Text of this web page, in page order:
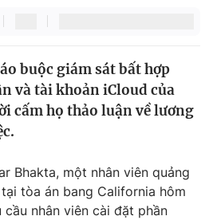
buộc giám sát bất hợp
và tài khoản iCloud của
cấm họ thảo luận về lương
Bhakta, một nhân viên quảng
tòa án bang California hôm
nhân viên cài đặt phần